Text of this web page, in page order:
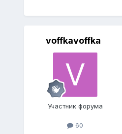
voffkavoffka
Участник форума
60